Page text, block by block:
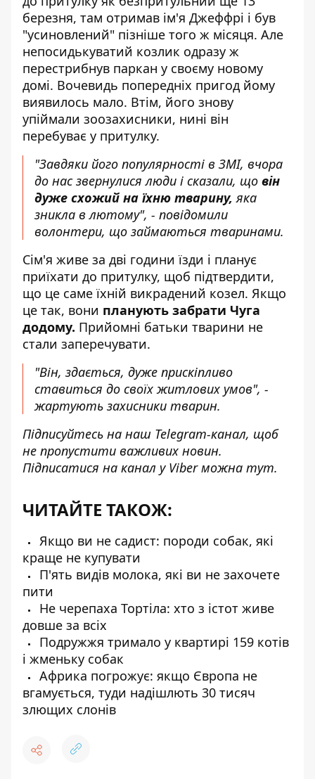
березня, там отримав ім'я Джеффрі і був
"усиновлений" пізніше того ж місяця. Але
непосидькуватий козлик одразу ж
перестрибнув паркан у своєму новому
домі. Вочевидь попередніх пригод йому
виявилось мало. Втім, його знову
упіймали зоозахисники, нині він
перебуває у притулку.
"Завдяки його популярності в ЗМІ, вчора
до нас звернулися люди і сказали, що він
дуже схожий на їхню тварину, яка
зникла в лютому", - повідомили
волонтери, що займаються тваринами.
Сім'я живе за дві години їзди і планує
приїхати до притулку, щоб підтвердити,
що це саме їхній викрадений козел. Якщо
це так, вони планують забрати Чуга
додому. Прийомні батьки тварини не
стали заперечувати.
"Він, здається, дуже прискіпливо
ставиться до своїх житлових умов", -
жартують захисники тварин.
Підписуйтесь на наш Telegram-канал, щоб
не пропустити важливих новин.
Підписатися на канал у Viber можна тут.
ЧИТАЙТЕ ТАКОЖ:
Якщо ви не садист: породи собак, які
краще не купувати
П'ять видів молока, які ви не захочете
пити
Не черепаха Тортіла: хто з істот живе
довше за всіх
Подружжя тримало у квартирі 159 котів
і жменьку собак
Африка погрожує: якщо Європа не
вгамується, туди надішлють 30 тисяч
злющих слонів